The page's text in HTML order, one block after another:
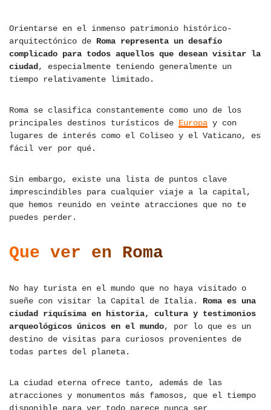
Orientarse en el inmenso patrimonio histórico-
arquitectónico de Roma representa un desafío
complicado para todos aquellos que desean visitar la
ciudad, especialmente teniendo generalmente un
tiempo relativamente limitado.
Roma se clasifica constantemente como uno de los
principales destinos turísticos de Europa y con
lugares de interés como el Coliseo y el Vaticano, es
fácil ver por qué.
Sin embargo, existe una lista de puntos clave
imprescindibles para cualquier viaje a la capital,
que hemos reunido en veinte atracciones que no te
puedes perder.
Que ver en Roma
No hay turista en el mundo que no haya visitado o
sueñe con visitar la Capital de Italia. Roma es una
ciudad riquísima en historia, cultura y testimonios
arqueológicos únicos en el mundo, por lo que es un
destino de visitas para curiosos provenientes de
todas partes del planeta.
La ciudad eterna ofrece tanto, además de las
atracciones y monumentos más famosos, que el tiempo